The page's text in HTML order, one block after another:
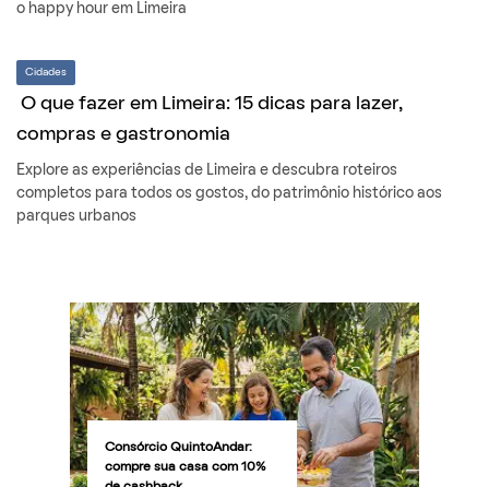
o happy hour em Limeira
Cidades
O que fazer em Limeira: 15 dicas para lazer,
compras e gastronomia
Explore as experiências de Limeira e descubra roteiros
completos para todos os gostos, do patrimônio histórico aos
parques urbanos
Consórcio QuintoAndar:
compre sua casa com 10%